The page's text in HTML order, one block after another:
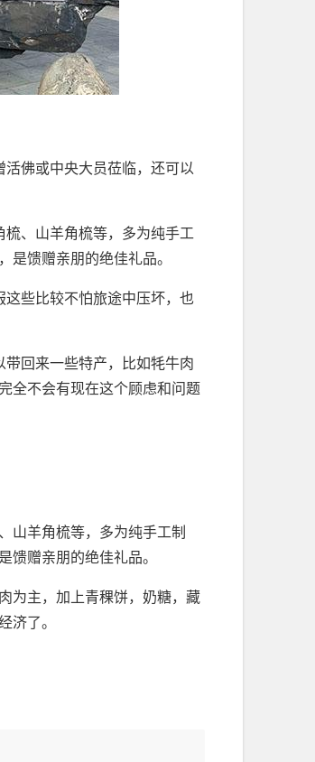
佛或中央大员莅临，还可以
、山羊角梳等，多为纯手工
馈赠亲朋的绝佳礼品。
些比较不怕旅途中压坏，也
回来一些特产，比如牦牛肉
全不会有现在这个顾虑和问题
山羊角梳等，多为纯手工制
赠亲朋的绝佳礼品。
为主，加上青稞饼，奶糖，藏
济了。